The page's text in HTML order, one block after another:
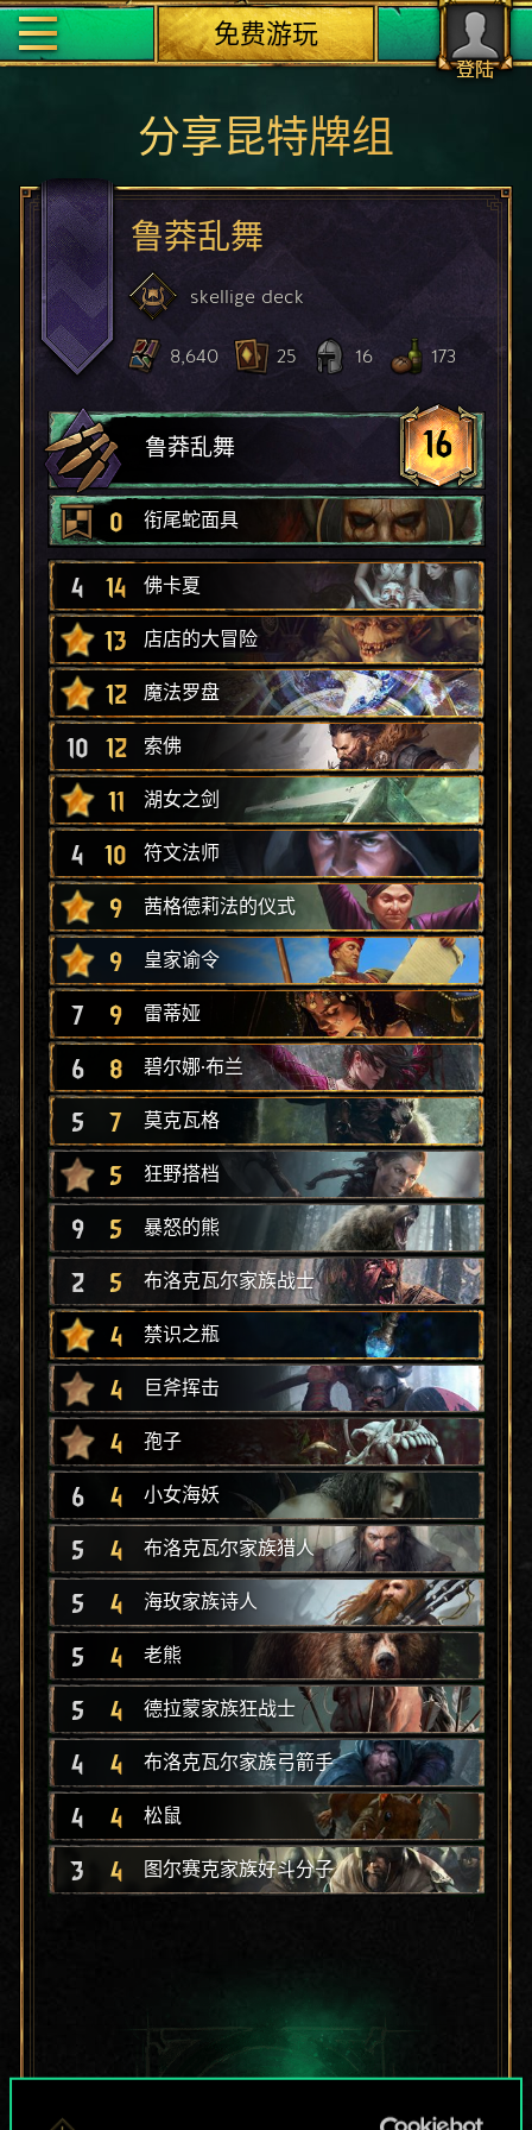
登陆
免费游玩
分享昆特牌组
鲁莽乱舞
skellige deck
8,640 25 16 173
鲁莽乱舞 16
0 衔尾蛇面具
4 14 佛卡夏
13 店店的大冒险
12 魔法罗盘
10 12 索佛
11 湖女之剑
4 10 符文法师
9 茜格德莉法的仪式
9 皇家谕令
7 9 雷蒂娅
6 8 碧尔娜·布兰
5 7 莫克瓦格
5 狂野搭档
9 5 暴怒的熊
2 5 布洛克瓦尔家族战士
4 禁识之瓶
4 巨斧挥击
4 孢子
6 4 小女海妖
5 4 布洛克瓦尔家族猎人
5 4 海玫家族诗人
5 4 老熊
5 4 德拉蒙家族狂战士
4 4 布洛克瓦尔家族弓箭手
4 4 松鼠
3 4 图尔赛克家族好斗分子